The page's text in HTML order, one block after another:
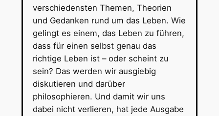
verschiedensten Themen, Theorien
und Gedanken rund um das Leben. Wie
gelingt es einem, das Leben zu führen,
dass für einen selbst genau das
richtige Leben ist – oder scheint zu
sein? Das werden wir ausgiebig
diskutieren und darüber
philosophieren. Und damit wir uns
dabei nicht verlieren, hat jede Ausgabe